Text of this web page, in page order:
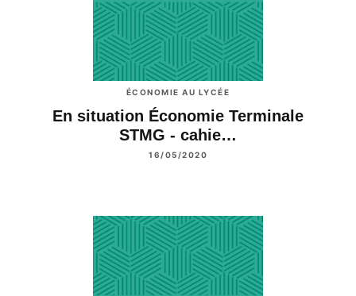
ÉCONOMIE AU LYCÉE
En situation Économie Terminale
STMG - cahie…
16/05/2020